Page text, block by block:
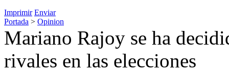
Imprimir Enviar
Portada > Opinion
Mariano Rajoy se ha
rivales en las elecciones